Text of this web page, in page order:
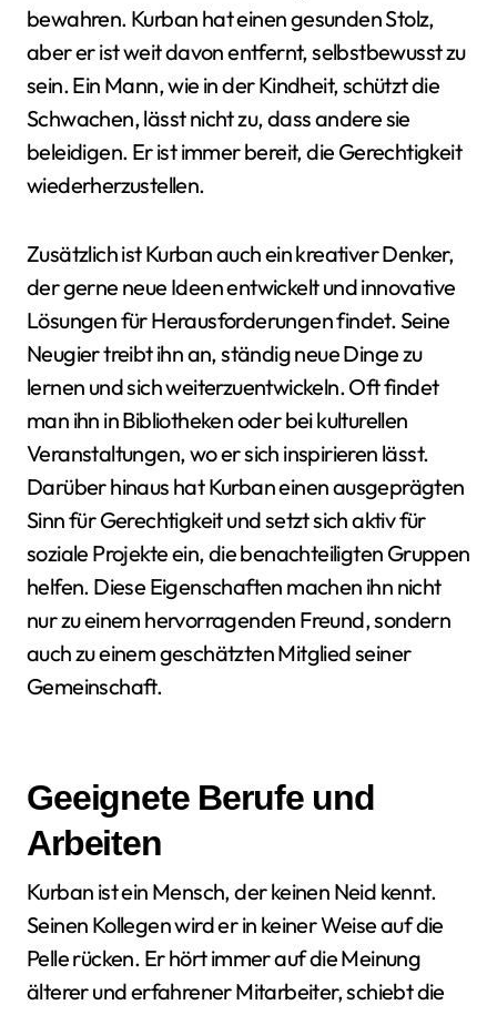
bewahren. Kurban hat einen gesunden Stolz,
aber er ist weit davon entfernt, selbstbewusst zu
sein. Ein Mann, wie in der Kindheit, schützt die
Schwachen, lässt nicht zu, dass andere sie
beleidigen. Er ist immer bereit, die Gerechtigkeit
wiederherzustellen.
Zusätzlich ist Kurban auch ein kreativer Denker,
der gerne neue Ideen entwickelt und innovative
Lösungen für Herausforderungen findet. Seine
Neugier treibt ihn an, ständig neue Dinge zu
lernen und sich weiterzuentwickeln. Oft findet
man ihn in Bibliotheken oder bei kulturellen
Veranstaltungen, wo er sich inspirieren lässt.
Darüber hinaus hat Kurban einen ausgeprägten
Sinn für Gerechtigkeit und setzt sich aktiv für
soziale Projekte ein, die benachteiligten Gruppen
helfen. Diese Eigenschaften machen ihn nicht
nur zu einem hervorragenden Freund, sondern
auch zu einem geschätzten Mitglied seiner
Gemeinschaft.
Geeignete Berufe und
Arbeiten
Kurban ist ein Mensch, der keinen Neid kennt.
Seinen Kollegen wird er in keiner Weise auf die
Pelle rücken. Er hört immer auf die Meinung
älterer und erfahrener Mitarbeiter, schiebt die